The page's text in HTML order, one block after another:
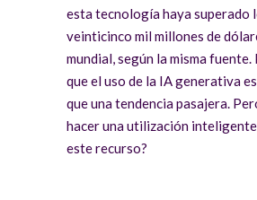
esta tecnología haya superado
veinticinco mil millones de
mundial, según la misma fuente.
que el uso de la IA generativa
que una tendencia pasajera.
hacer una utilización
este recurso?